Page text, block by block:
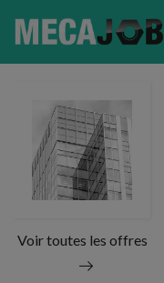
Voir toutes les offres